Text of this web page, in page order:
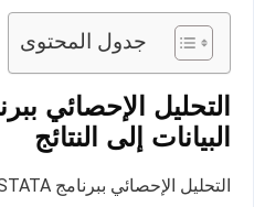
جدول المحتوى
البيانات إلى النتائج